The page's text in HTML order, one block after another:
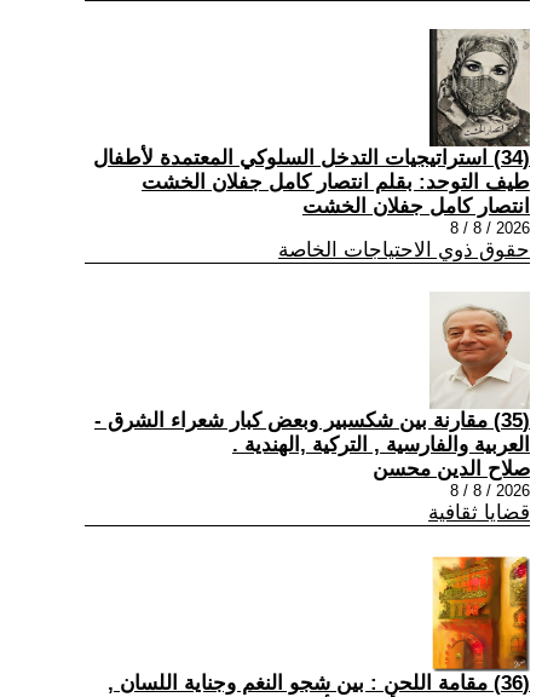
(34) استراتيجيات التدخل السلوكي المعتمدة لأطفال
طيف التوحد: بقلم انتصار كامل جفلان الخشت
انتصار كامل جفلان الخشت
2026 / 8 / 8
حقوق ذوي الاحتياجات الخاصة
(35) مقارنة بين شكسبير وبعض كبار شعراء الشرق -
العربية والفارسية , التركية ,الهندية .
صلاح الدين محسن
2026 / 8 / 8
قضايا ثقافية
(36) مقامة اللحن : بين شجو النغم وجناية اللسان ,